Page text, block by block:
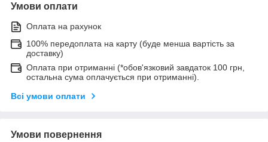
Умови оплати
Оплата на рахунок
100% передоплата на карту (буде менша вартість за
доставку)
Оплата при отриманні (*обов'язковий завдаток 100 грн,
остальна сума оплачується при отриманні).
Всі умови оплати
Умови повернення